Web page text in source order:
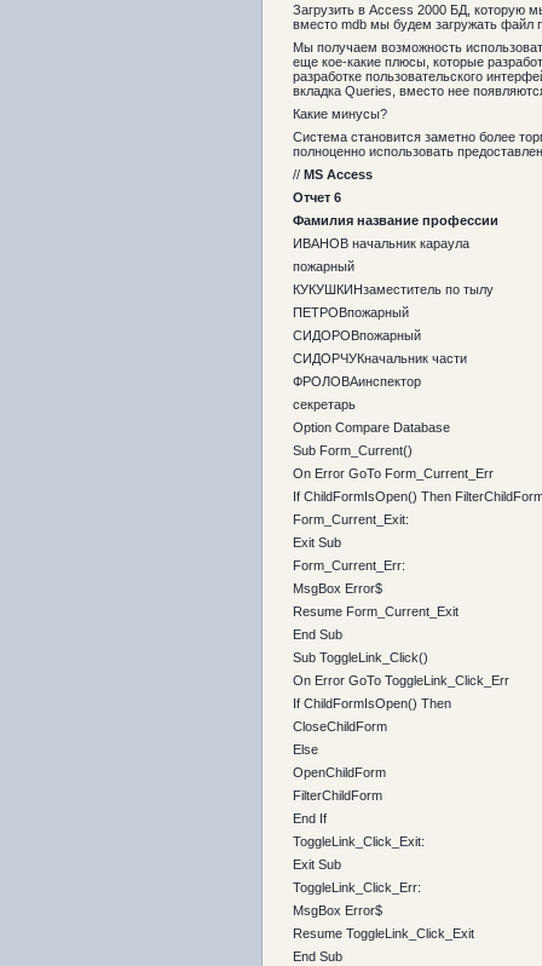
Загрузить в Access 2000 БД, которую
вместо mdb мы будем загружать файл
Мы получаем возможность
еще кое-какие плюсы, которые
разработке пользовательского
вкладка Queries, вместо нее
Какие минусы?
Система становится заметно более
полноценно использовать
// MS Access
Отчет 6
Фамилия название профессии
ИВАНОВ начальник караула
пожарный
КУКУШКИНзаместитель по тылу
ПЕТРОВпожарный
СИДОРОВпожарный
СИДОРЧУКначальник части
ФРОЛОВАинспектор
секретарь
Option Compare Database
Sub Form_Current()
On Error GoTo Form_Current_Err
If ChildFormIsOpen() Then
Form_Current_Exit:
Exit Sub
Form_Current_Err:
MsgBox Error$
Resume Form_Current_Exit
End Sub
Sub ToggleLink_Click()
On Error GoTo ToggleLink_Click_Err
If ChildFormIsOpen() Then
CloseChildForm
Else
OpenChildForm
FilterChildForm
End If
ToggleLink_Click_Exit:
Exit Sub
ToggleLink_Click_Err:
MsgBox Error$
Resume ToggleLink_Click_Exit
End Sub